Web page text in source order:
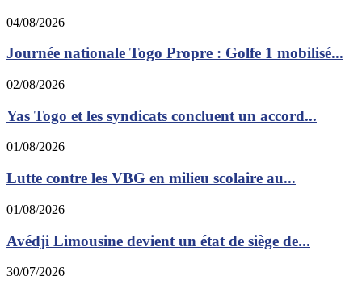
04/08/2026
Journée nationale Togo Propre : Golfe 1 mobilisé...
02/08/2026
Yas Togo et les syndicats concluent un accord...
01/08/2026
Lutte contre les VBG en milieu scolaire au...
01/08/2026
Avédji Limousine devient un état de siège de...
30/07/2026